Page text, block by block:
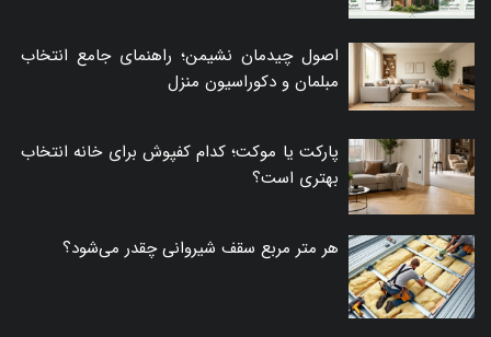
اصول چیدمان نشیمن؛ راهنمای جامع انتخاب
مبلمان و دکوراسیون منزل
پارکت یا موکت؛ کدام کفپوش برای خانه انتخاب
بهتری است؟
هر متر مربع سقف شیروانی چقدر می‌شود؟